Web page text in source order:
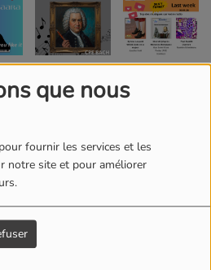
que nous
fournir les services et les
notre site et pour améliorer